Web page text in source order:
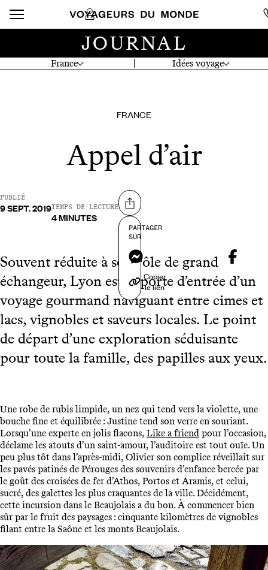
France Idées voyage
JOURNAL
FRANCE
Appel d’air
PUBLIÉ
9 SEPT. 2019TEMPS DE LECTURE
4 MINUTES
Partager sur
PARTAGER
SUR
Messenger
Copier
le lien
Souvent réduite à son rôle de grand
échangeur, Lyon est la porte d’entrée d’un
voyage gourmand naviguant entre cimes et
lacs, vignobles et saveurs locales. Le point
de départ d’une exploration séduisante
pour toute la famille, des papilles aux yeux.
Une robe de rubis limpide, un nez qui tend vers la violette, une
bouche fine et équilibrée : Justine tend son verre en souriant.
Lorsqu’une experte en jolis flacons, Like a friend pour l’occasion,
déclame les atouts d’un saint-amour, l’auditoire est tout ouïe. Un
peu plus tôt dans l’après-midi, Olivier son complice réveillait sur
les pavés patinés de Pérouges des souvenirs d’enfance bercée par
le goût des croisées de fer d’Athos, Portos et Aramis, et celui,
sucré, des galettes les plus craquantes de la ville. Décidément,
cette incursion dans le Beaujolais a du bon. À commencer bien
sûr par le fruit des paysages : cinquante kilomètres de vignobles
filant entre la Saône et les monts Beaujolais.